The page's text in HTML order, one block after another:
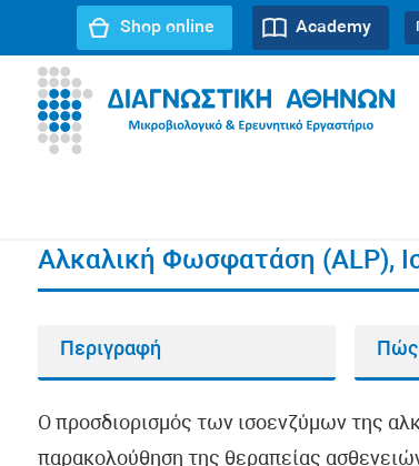
Academy
Shop online
Αλκαλική Φωσφατάση (ALP),
Περιγραφή Πώς
Ο προσδιορισμός των ισοενζύμων της
παρακολούθηση της θεραπείας